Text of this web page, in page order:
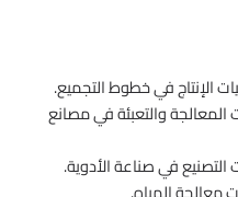
الإنتاج في خطوط التجميع.
والتعبئة في مصانع
في صناعة الأدوية.